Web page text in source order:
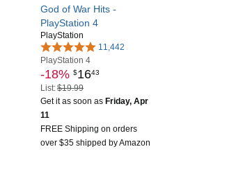
God of War Hits -
PlayStation 4
PlayStation
11,442
PlayStation 4
-18% $1643
List:$19.99
Get it as soon as Friday, Apr
11
FREE Shipping on orders
over $35 shipped by Amazon